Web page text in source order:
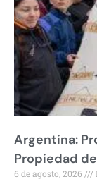
Argentina:
Propiedad
6 de agosto, 2026